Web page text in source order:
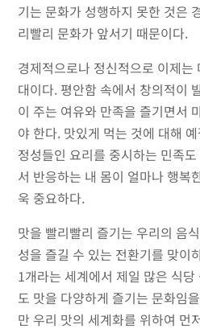
기는 문화가 성행하지 못한 것은
리빨리 문화가 앞서기 때문이다.
경제적으로나 정신적으로 이제는
대이다. 평안함 속에서 창의적이
이 주는 여유와 만족을 즐기면서
야 한다. 맛있게 먹는 것에 대해
정성들인 요리를 중시하는 민족
서 반응하는 내 몸이 얼마나 행복
욱 중요하다.
맛을 빨리빨리 즐기는 우리의 음
성을 즐길 수 있는 전환기를 맞이
1개라는 세계에서 제일 많은 식
도 맛을 다양하게 즐기는 문화임
만 우리 맛의 세계화를 위하여 먼